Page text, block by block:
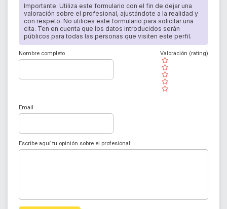
Importante: Utiliza este formulario con el fin de dejar una
valoración sobre el profesional, ajustándote a la realidad y
con respeto. No utilices este formulario para solicitar una
cita. Ten en cuenta que los datos introducidos serán
públicos para todas las personas que visiten este perfil.
Nombre completo
( )
( )
( )
( )
( )
Valoración (rating)
Email
Escribe aquí tu opinión sobre el profesional: